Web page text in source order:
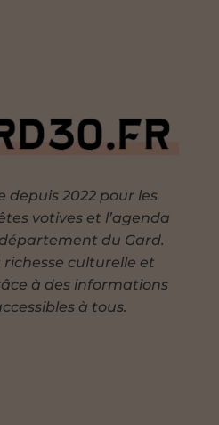
depuis 2022 pour les
votives et l’agenda
du Gard.
culturelle et
à des informations
à tous.